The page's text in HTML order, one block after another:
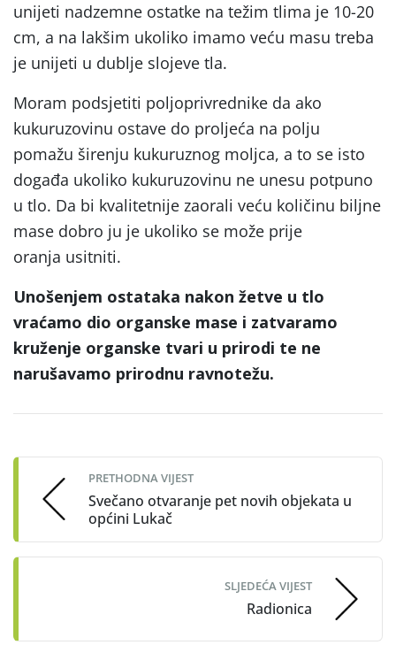
unijeti nadzemne ostatke na težim tlima je 10-20
cm, a na lakšim ukoliko imamo veću masu treba
je unijeti u dublje slojeve tla.
Moram podsjetiti poljoprivrednike da ako
kukuruzovinu ostave do proljeća na polju
pomažu širenju kukuruznog moljca, a to se isto
događa ukoliko kukuruzovinu ne unesu potpuno
u tlo. Da bi kvalitetnije zaorali veću količinu biljne
mase dobro ju je ukoliko se može prije
oranja usitniti.
Unošenjem ostataka nakon žetve u tlo
vraćamo dio organske mase i zatvaramo
kruženje organske tvari u prirodi te ne
narušavamo prirodnu ravnotežu.
navigation
PRETHODNA VIJEST
Svečano otvaranje pet novih objekata u
općini Lukač
SLJEDEĆA VIJEST
Radionica